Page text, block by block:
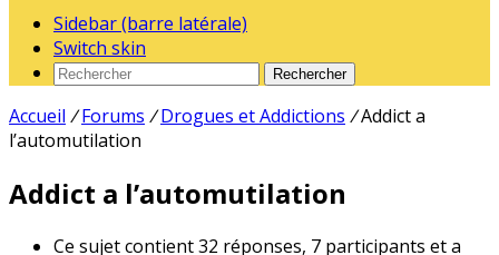
Sidebar (barre latérale)
Switch skin
Rechercher
Accueil / Forums / Drogues et Addictions /Addict a
l’automutilation
Addict a l’automutilation
Ce sujet contient 32 réponses, 7 participants et a